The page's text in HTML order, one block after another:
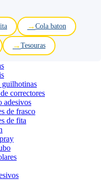
Cola baton
Tesouras
guilhotinas
correctores
adesivos
de frasco
de fita